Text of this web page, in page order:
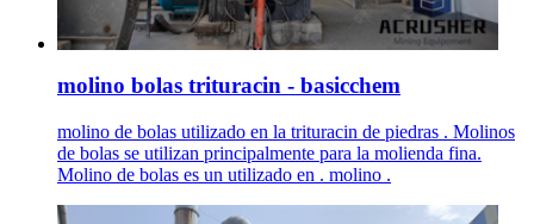
molino bolas trituracin - basicchem
molino de bolas utilizado en la trituracin de piedras . Molinos
de bolas se utilizan principalmente para la molienda fina.
Molino de bolas es un utilizado en . molino .